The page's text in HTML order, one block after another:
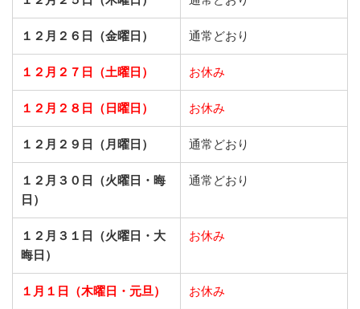
１２月２６日（金曜日） 通常どおり
１２月２７日（土曜日） お休み
１２月２８日（日曜日） お休み
１２月２９日（月曜日） 通常どおり
１２月３０日（火曜日・晦
日）
通常どおり
１２月３１日（火曜日・大
晦日）
お休み
１月１日（木曜日・元旦） お休み